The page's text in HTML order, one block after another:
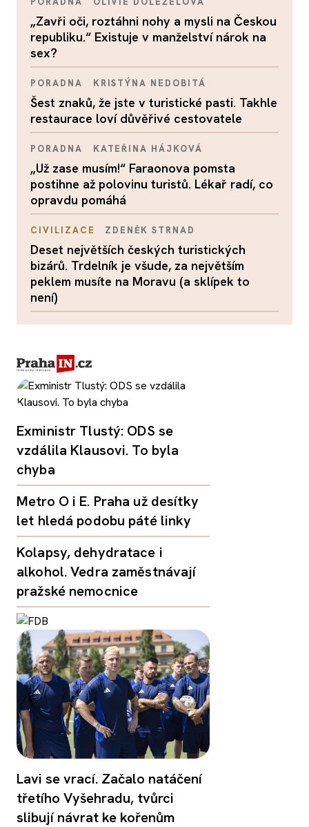
„Zavři oči, roztáhni nohy a mysli na Českou
republiku.“ Existuje v manželství nárok na
sex?
PORADNA KRISTÝNA NEDOBITÁ
Šest znaků, že jste v turistické pasti. Takhle
restaurace loví důvěřivé cestovatele
PORADNA KATEŘINA HÁJKOVÁ
„Už zase musím!“ Faraonova pomsta
postihne až polovinu turistů. Lékař radí, co
opravdu pomáhá
CIVILIZACE ZDENĚK STRNAD
Deset největších českých turistických
bizárů. Trdelník je všude, za největším
peklem musíte na Moravu (a sklípek to
není)
Exministr Tlustý: ODS se
vzdálila Klausovi. To byla
chyba
Metro O i E. Praha už desítky
let hledá podobu páté linky
Kolapsy, dehydratace i
alkohol. Vedra zaměstnávají
pražské nemocnice
Lavi se vrací. Začalo natáčení
třetího Vyšehradu, tvůrci
slibují návrat ke kořenům